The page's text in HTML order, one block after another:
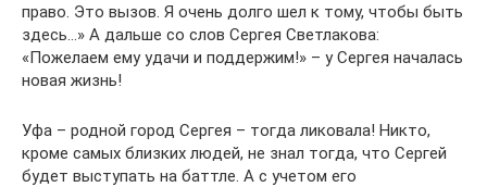
право. Это вызов. Я очень долго шел к тому, чтобы быть
здесь…» А дальше со слов Сергея Светлакова:
«Пожелаем ему удачи и поддержим!» – у Сергея началась
новая жизнь!
Уфа – родной город Сергея – тогда ликовала! Никто,
кроме самых близких людей, не знал тогда, что Сергей
будет выступать на баттле. А с учетом его